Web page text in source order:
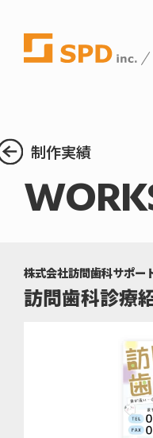
制作実績
株式会社訪問歯科サポ
訪問歯科診療